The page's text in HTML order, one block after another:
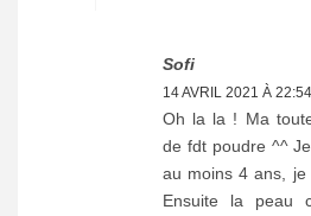
Sofi
14 AVRIL 2021 À 22:54
Oh la la ! Ma
de fdt poudre ^^
au moins 4 ans, je
Ensuite la peau